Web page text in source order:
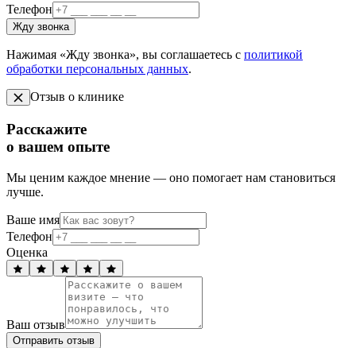
Телефон
Жду звонка
Нажимая «Жду звонка», вы соглашаетесь с политикой
обработки персональных данных.
Отзыв о клинике
Расскажите
о вашем опыте
Мы ценим каждое мнение — оно помогает нам становиться
лучше.
Ваше имя
Телефон
Оценка
Ваш отзыв
Отправить отзыв